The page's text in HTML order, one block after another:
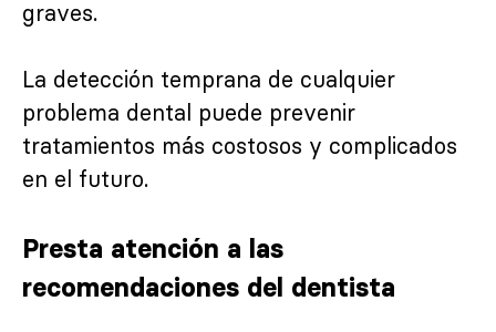
graves.
La detección temprana de cualquier
problema dental puede prevenir
tratamientos más costosos y complicados
en el futuro.
Presta atención a las
recomendaciones del dentista